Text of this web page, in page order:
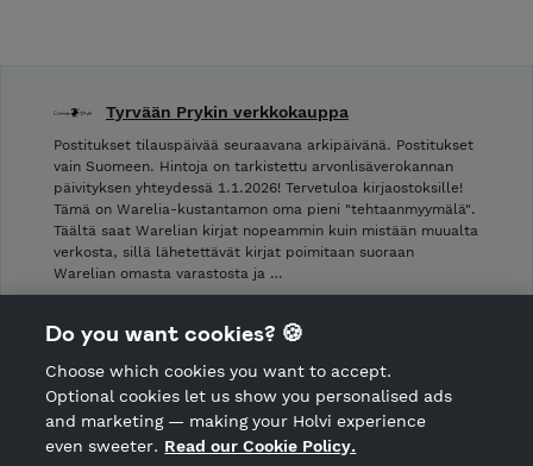
Tyrvään Prykin verkkokauppa
Postitukset tilauspäivää seuraavana arkipäivänä. Postitukset
vain Suomeen. Hintoja on tarkistettu arvonlisäverokannan
päivityksen yhteydessä 1.1.2026! Tervetuloa kirjaostoksille!
Tämä on Warelia-kustantamon oma pieni "tehtaanmyymälä".
Täältä saat Warelian kirjat nopeammin kuin mistään muualta
verkosta, sillä lähetettävät kirjat poimitaan suoraan
Warelian omasta varastosta ja …
Shop privacy policy
CANCEL ORDER
Do you want cookies? 🍪
Choose which cookies you want to accept.
Optional cookies let us show you personalised ads
and marketing — making your Holvi experience
even sweeter. Read our Cookie Policy.